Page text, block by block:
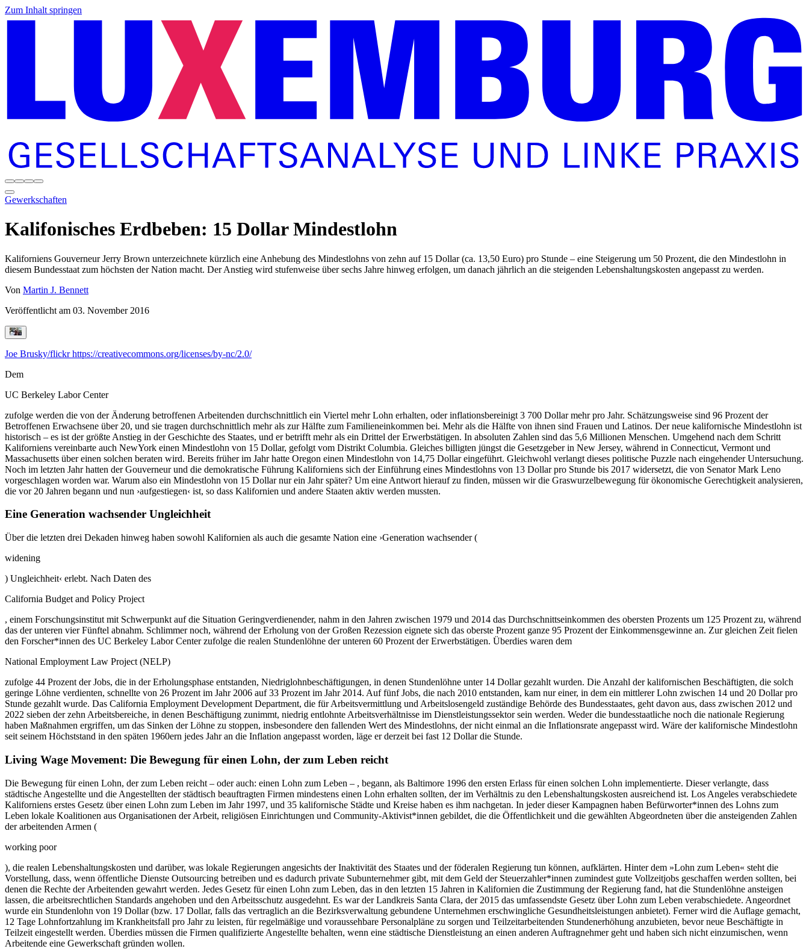
Zum Inhalt springen
Gewerkschaften
Kalifonisches Erdbeben: 15 Dollar Mindestlohn
Kaliforniens Gouverneur Jerry Brown unterzeichnete kürzlich eine Anhebung des Mindestlohns von zehn auf 15 Dollar (ca. 13,50 Euro) pro Stunde – eine Steigerung um 50 Prozent, die den Mindestlohn in
diesem Bundesstaat zum höchsten der Nation macht. Der Anstieg wird stufenweise über sechs Jahre hinweg erfolgen, um danach jährlich an die steigenden Lebenshaltungskosten angepasst zu werden.
Von Martin J. Bennett
Veröffentlicht am 03. November 2016
Joe Brusky/flickrhttps://creativecommons.org/licenses/by-nc/2.0/
Dem
UC Berkeley Labor Center
zufolge werden die von der Änderung betroffenen Arbeitenden durchschnittlich ein Viertel mehr Lohn erhalten, oder inflationsbereinigt 3 700 Dollar mehr pro Jahr. Schätzungsweise sind 96 Prozent der
Betroffenen Erwachsene über 20, und sie tragen durchschnittlich mehr als zur Hälfte zum Familieneinkommen bei. Mehr als die Hälfte von ihnen sind Frauen und Latinos. Der neue kalifornische Mindestlohn ist
historisch – es ist der größte Anstieg in der Geschichte des Staates, und er betrifft mehr als ein Drittel der Erwerbstätigen. In absoluten Zahlen sind das 5,6 Millionen Menschen. Umgehend nach dem Schritt
Kaliforniens vereinbarte auch NewYork einen Mindestlohn von 15 Dollar, gefolgt vom Distrikt Columbia. Gleiches billigten jüngst die Gesetzgeber in New Jersey, während in Connecticut, Vermont und
Massachusetts über einen solchen beraten wird. Bereits früher im Jahr hatte Oregon einen Mindestlohn von 14,75 Dollar eingeführt. Gleichwohl verlangt dieses politische Puzzle nach eingehender Untersuchung.
Noch im letzten Jahr hatten der Gouverneur und die demokratische Führung Kaliforniens sich der Einführung eines Mindestlohns von 13 Dollar pro Stunde bis 2017 widersetzt, die von Senator Mark Leno
vorgeschlagen worden war. Warum also ein Mindestlohn von 15 Dollar nur ein Jahr später? Um eine Antwort hierauf zu finden, müssen wir die Graswurzelbewegung für ökonomische Gerechtigkeit analysieren,
die vor 20 Jahren begann und nun ›aufgestiegen‹ ist, so dass Kalifornien und andere Staaten aktiv werden mussten.
Eine Generation wachsender Ungleichheit
Über die letzten drei Dekaden hinweg haben sowohl Kalifornien als auch die gesamte Nation eine ›Generation wachsender (
widening
) Ungleichheit‹ erlebt. Nach Daten des
California Budget and Policy Project
, einem Forschungsinstitut mit Schwerpunkt auf die Situation Geringverdienender, nahm in den Jahren zwischen 1979 und 2014 das Durchschnittseinkommen des obersten Prozents um 125 Prozent zu, während
das der unteren vier Fünftel abnahm. Schlimmer noch, während der Erholung von der Großen Rezession eignete sich das oberste Prozent ganze 95 Prozent der Einkommensgewinne an. Zur gleichen Zeit fielen
den Forscher*innen des UC Berkeley Labor Center zufolge die realen Stundenlöhne der unteren 60 Prozent der Erwerbstätigen. Überdies waren dem
National Employment Law Project (NELP)
zufolge 44 Prozent der Jobs, die in der Erholungsphase entstanden, Niedriglohnbeschäftigungen, in denen Stundenlöhne unter 14 Dollar gezahlt wurden. Die Anzahl der kalifornischen Beschäftigten, die solch
geringe Löhne verdienten, schnellte von 26 Prozent im Jahr 2006 auf 33 Prozent im Jahr 2014. Auf fünf Jobs, die nach 2010 entstanden, kam nur einer, in dem ein mittlerer Lohn zwischen 14 und 20 Dollar pro
Stunde gezahlt wurde. Das California Employment Development Department, die für Arbeitsvermittlung und Arbeitslosengeld zuständige Behörde des Bundesstaates, geht davon aus, dass zwischen 2012 und
2022 sieben der zehn Arbeitsbereiche, in denen Beschäftigung zunimmt, niedrig entlohnte Arbeitsverhältnisse im Dienstleistungssektor sein werden. Weder die bundesstaatliche noch die nationale Regierung
haben Maßnahmen ergriffen, um das Sinken der Löhne zu stoppen, insbesondere den fallenden Wert des Mindestlohns, der nicht einmal an die Inflationsrate angepasst wird. Wäre der kalifornische Mindestlohn
seit seinem Höchststand in den späten 1960ern jedes Jahr an die Inflation angepasst worden, läge er derzeit bei fast 12 Dollar die Stunde.
Living Wage Movement: Die Bewegung für einen Lohn, der zum Leben reicht
Die Bewegung für einen Lohn, der zum Leben reicht – oder auch: einen Lohn zum Leben – , begann, als Baltimore 1996 den ersten Erlass für einen solchen Lohn implementierte. Dieser verlangte, dass
städtische Angestellte und die Angestellten der städtisch beauftragten Firmen mindestens einen Lohn erhalten sollten, der im Verhältnis zu den Lebenshaltungskosten ausreichend ist. Los Angeles verabschiedete
Kaliforniens erstes Gesetz über einen Lohn zum Leben im Jahr 1997, und 35 kalifornische Städte und Kreise haben es ihm nachgetan. In jeder dieser Kampagnen haben Befürworter*innen des Lohns zum
Leben lokale Koalitionen aus Organisationen der Arbeit, religiösen Einrichtungen und Community-Aktivist*innen gebildet, die die Öffentlichkeit und die gewählten Abgeordneten über die ansteigenden Zahlen
der arbeitenden Armen (
working poor
), die realen Lebenshaltungskosten und darüber, was lokale Regierungen angesichts der Inaktivität des Staates und der föderalen Regierung tun können, aufklärten. Hinter dem »Lohn zum Leben« steht die
Vorstellung, dass, wenn öffentliche Dienste Outsourcing betreiben und es dadurch private Subunternehmer gibt, mit dem Geld der Steuerzahler*innen zumindest gute Vollzeitjobs geschaffen werden sollten, bei
denen die Rechte der Arbeitenden gewahrt werden. Jedes Gesetz für einen Lohn zum Leben, das in den letzten 15 Jahren in Kalifornien die Zustimmung der Regierung fand, hat die Stundenlöhne ansteigen
lassen, die arbeitsrechtlichen Standards angehoben und den Arbeitsschutz ausgedehnt. Es war der Landkreis Santa Clara, der 2015 das umfassendste Gesetz über Lohn zum Leben verabschiedete. Angeordnet
wurde ein Stundenlohn von 19 Dollar (bzw. 17 Dollar, falls das vertraglich an die Bezirksverwaltung gebundene Unternehmen erschwingliche Gesundheitsleistungen anbietet). Ferner wird die Auflage gemacht,
12 Tage Lohnfortzahlung im Krankheitsfall pro Jahr zu leisten, für regelmäßige und voraussehbare Personalpläne zu sorgen und Teilzeitarbeitenden Stundenerhöhung anzubieten, bevor neue Beschäftigte in
Teilzeit eingestellt werden. Überdies müssen die Firmen qualifizierte Angestellte behalten, wenn eine städtische Dienstleistung an einen anderen Auftragnehmer geht und haben sich nicht einzumischen, wenn
Arbeitende eine Gewerkschaft gründen wollen.